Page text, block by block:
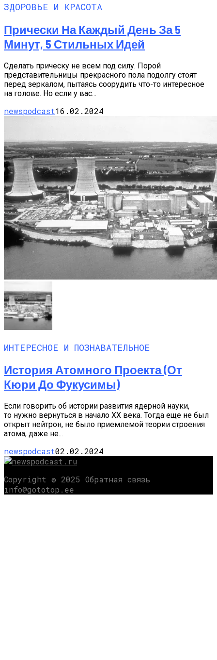
ЗДОРОВЬЕ И КРАСОТА
Прически На Каждый День За 5
Минут, 5 Стильных Идей
Сделать прическу не всем под силу. Порой
представительницы прекрасного пола подолгу стоят
перед зеркалом, пытаясь соорудить что-то интересное
на голове. Но если у вас...
newspodcast16.02.2024
ИНТЕРЕСНОЕ И ПОЗНАВАТЕЛЬНОЕ
История Атомного Проекта (от
Кюри До Фукусимы)
Если говорить об истории развития ядерной науки,
то нужно вернуться в начало XX века. Тогда еще не был
открыт нейтрон, не было приемлемой теории строения
атома, даже не...
newspodcast02.02.2024
Copyright © 2025 Обратная связь
info@gototop.ee